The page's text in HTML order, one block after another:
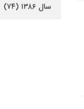
سال ۱۳۸۶ (۷۴)